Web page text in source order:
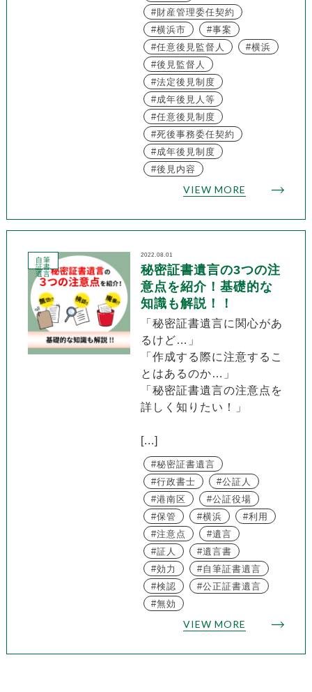
財産管理委任契約
横浜市
事案
任意後見監督人
横浜
後見監督人
法定後見制度
成年後見人等
任意後見制度
死後事務委任契約
成年後見制度
後見内容
VIEW MORE
自筆
証書
遺言
2022.08.01
秘密証書遺言の3つの注
意点を紹介！基礎的な
知識も解説！！
「秘密証書遺言に関心があ
るけど…」
「作成する際に注意するこ
とはあるのか…」
「秘密証書遺言の注意点を
詳しく知りたい！」
[...]
秘密証書遺言
行政書士
公証人
港南区
公証役場
保管
横浜
利用
注意点
遺言
証人
遺言書
効力
自筆証書遺言
検認
公正証書遺言
無効
VIEW MORE